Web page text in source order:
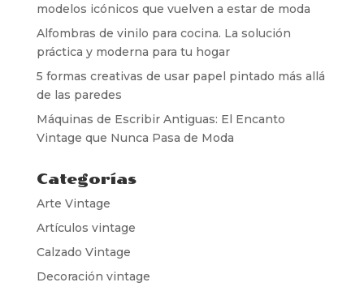
modelos icónicos que vuelven a estar de moda
Alfombras de vinilo para cocina. La solución
práctica y moderna para tu hogar
5 formas creativas de usar papel pintado más allá
de las paredes
Máquinas de Escribir Antiguas: El Encanto
Vintage que Nunca Pasa de Moda
Categorías
Arte Vintage
Artículos vintage
Calzado Vintage
Decoración vintage